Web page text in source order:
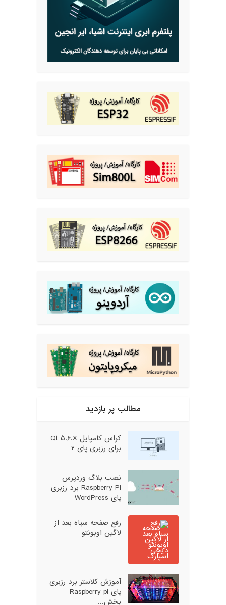
مطالب پر بازدید
کراس کامپایل Qt 5.6.X
برای رزبری پای ۲
نصب بلاگ وردپرس
Raspberry Pi برد رزبری
پای WordPress
رفع صفحه سیاه بعد از
لاگین اوبونتو
آموزش کلاستر برد رزبری
پای Raspberry pi –
بخش...